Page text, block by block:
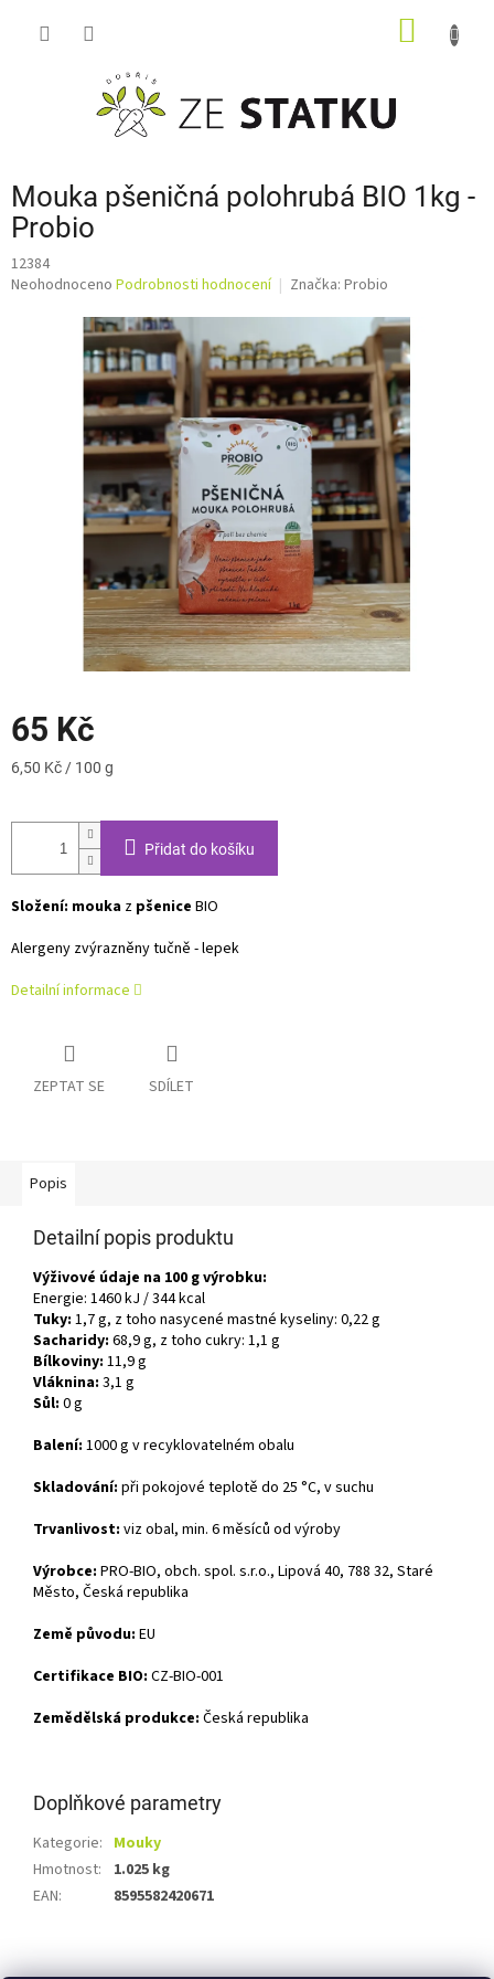
Mouka pšeničná polohrubá BIO 1kg -
Probio
12384
Průměrné
Neohodnoceno Podrobnosti hodnocení Značka: Probio
65 Kč
Měrná
6,50 Kč / 100 g
Přidat do košíku
Složení: mouka z pšenice BIO
Alergeny zvýrazněny tučně - lepek
Detailní informace
ZEPTAT SE SDÍLET
Popis
Detailní popis produktu
Výživové údaje na 100 g výrobku:
Energie: 1460 kJ / 344 kcal
Tuky: 1,7 g, z toho nasycené mastné kyseliny: 0,22 g
Sacharidy: 68,9 g, z toho cukry: 1,1 g
Bílkoviny: 11,9 g
Vláknina: 3,1 g
Sůl: 0 g
Balení: 1000 g v recyklovatelném obalu
Skladování: při pokojové teplotě do 25 °C, v suchu
Trvanlivost: viz obal, min. 6 měsíců od výroby
Výrobce: PRO-BIO, obch. spol. s.r.o., Lipová 40, 788 32, Staré
Město, Česká republika
Země původu: EU
Certifikace BIO: CZ-BIO-001
Zemědělská produkce: Česká republika
Doplňkové parametry
Kategorie: Mouky
Hmotnost:
1.025 kg
EAN: 8595582420671